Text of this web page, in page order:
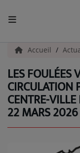
ACCUEIL
Actualités
INFOS - ALLIER
Accueil
LES FOULÉES
CIRCULATION
CENTRE-
22 MARS 2026